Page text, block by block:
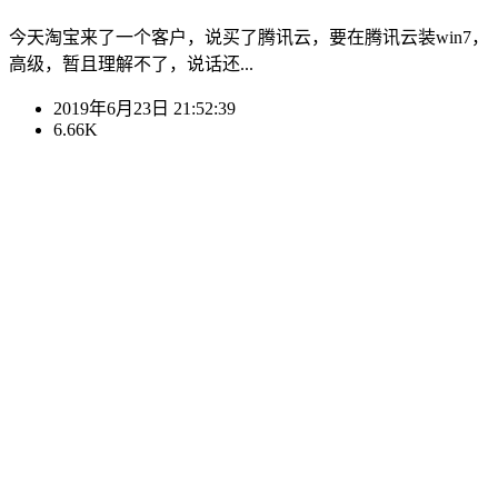
今天淘宝来了一个客户，说买了腾讯云，要在腾讯云装win7，
高级，暂且理解不了，说话还...
2019年6月23日 21:52:39
6.66K